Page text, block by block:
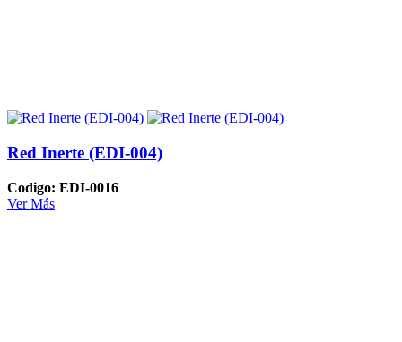
Red Inerte (EDI-004)
Codigo: EDI-0016
Ver Más